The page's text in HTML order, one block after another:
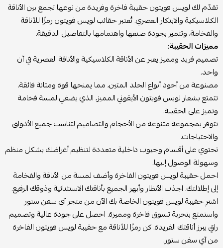
تقدّم لك لويس فويتون حقيبة فاخرة وفريدة من نوعها تجمع بين الأناقة
الكلاسيكية والابتكار العصري. تُعتبر حقائب لويس فويتون رمزًا للأناقة
والفخامة، وتتميز بجودة صنعها واهتمامها بالتفاصيل الدقيقة.
مميزات الحقيبة:
تصميم فريد ومميز يعبر عن الأناقة الكلاسيكية والأناقة العصرية في آن
واحد.
مصنوعة من أجود أنواع الجلد المتين، مما يمنحها قوة ومتانة فائقة.
تتمتع بشعار لويس فويتون الأيقوني المميز، الذي يضفي لمسة فخامة
وتميز على الحقيبة.
تتوفر بمجموعة متنوعة من الأحجام والتصاميم لتناسب جميع الأذواق
والاحتياجات.
تحتوي على أقسام وجيوب داخلية متعددة لتنظيم أغراضك بشكل منظم
وسهولة الوصول إليها.
احمل حقيبة لويس فويتون الفاخرة وأضف لمسة من الأناقة والفخامة
إلى إطلالتك. اجذب الأنظار وأبهر الجميع بأناقتك الاستثنائية وذوقك الرفيع.
اشترِ حقيبة لويس فويتون الخاصة بك الآن من متجر آي سفن ستور
واستمتع بتجربة تسوق فاخرة ومميزة. احصل على جودة عالية وتصميم
راقٍ يبرز أناقتك الفريدة. كن رمزًا للأناقة مع حقيبة لويس فويتون الفاخرة
من آي سفن ستور.